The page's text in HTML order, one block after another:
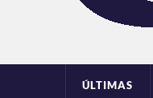
ÚLTIMAS